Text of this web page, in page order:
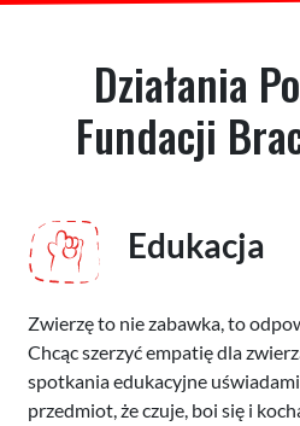
Działania
Fundacji
Edukacja
Zwierzę to nie zabawka, to
Chcąc szerzyć empatię dla
spotkania edukacyjne
przedmiot, że czuje, boi się i